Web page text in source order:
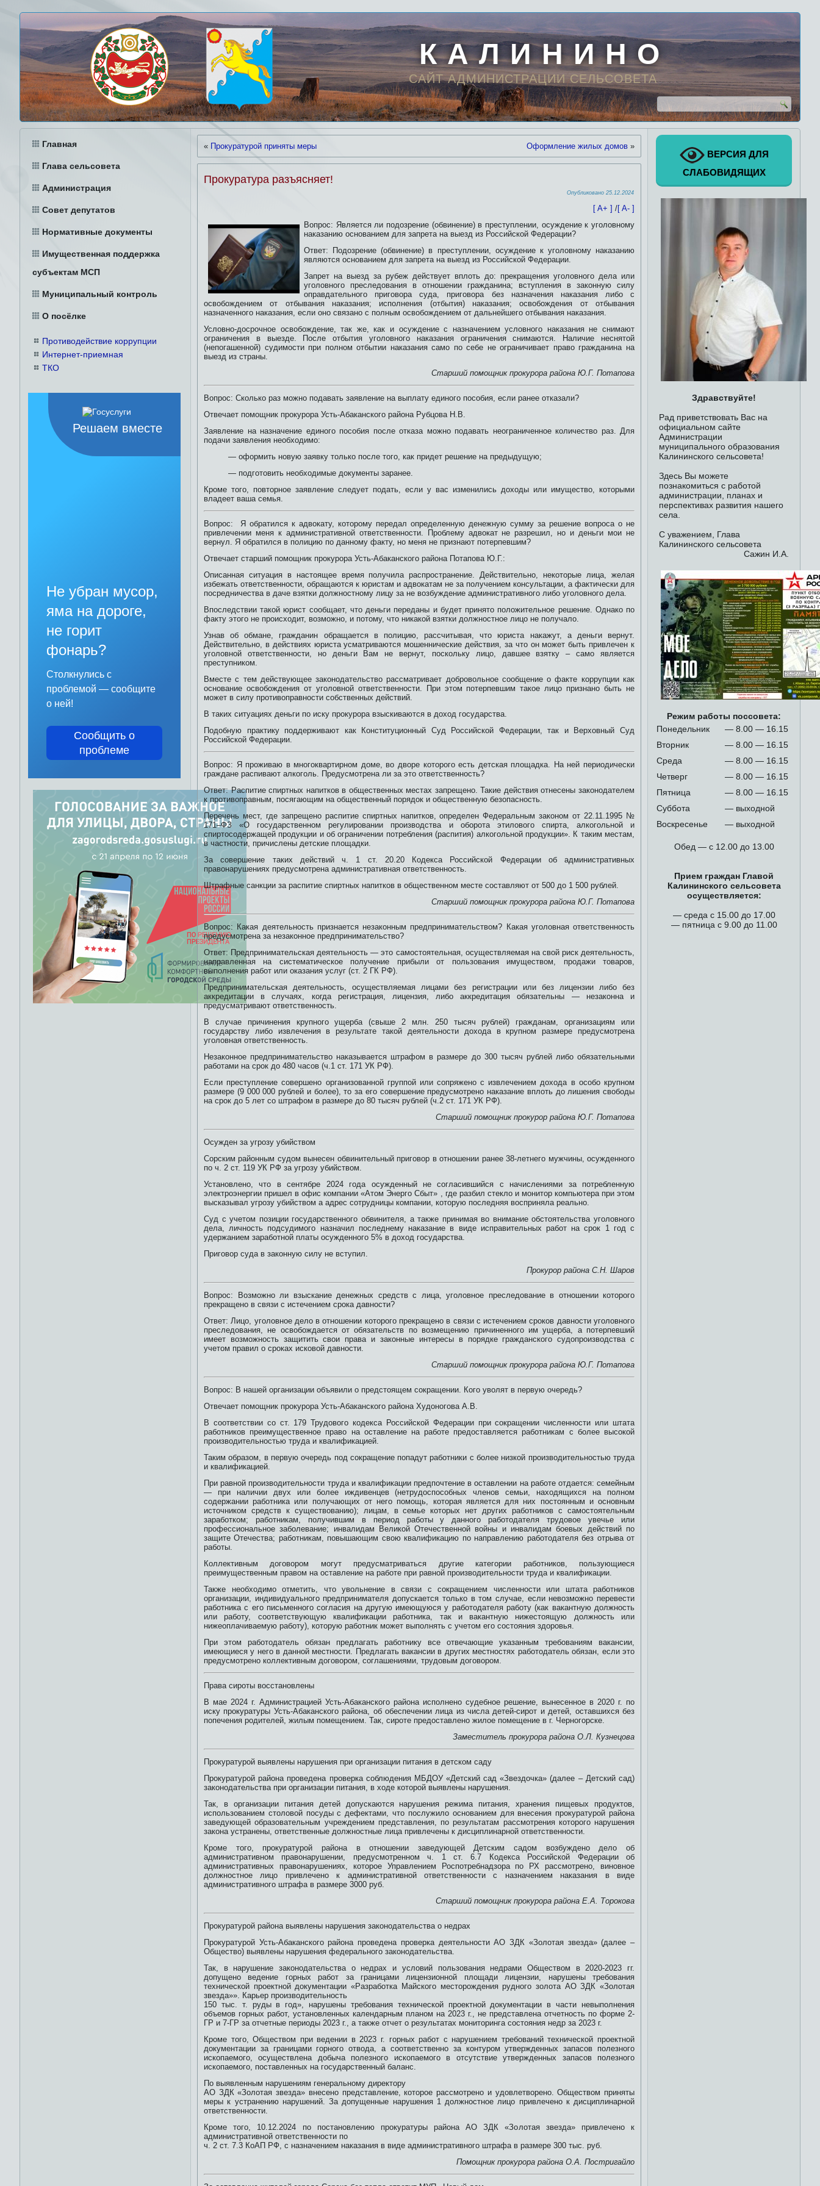
К А Л И Н И Н О
САЙТ АДМИНИСТРАЦИИ СЕЛЬСОВЕТА
Главная
Глава сельсовета
Администрация
Совет депутатов
Нормативные документы
Имущественная поддержка
субъектам МСП
Муниципальный контроль
О посёлке
Противодействие коррупции
Интернет-приемная
ТКО
Решаем вместе
Не убран мусор,
яма на дороге,
не горит
фонарь?
Столкнулись с
проблемой — сообщите
о ней!
Сообщить о
проблеме
« Прокуратурой приняты меры Оформление жилых домов »
Прокуратура разъясняет!
Опубликовано 25.12.2024
[ A+ ] /[ A- ]
Вопрос: Является ли подозрение (обвинение) в преступлении, осуждение к уголовному
наказанию основанием для запрета на выезд из Российской Федерации?
Ответ: Подозрение (обвинение) в преступлении, осуждение к уголовному наказанию
являются основанием для запрета на выезд из Российской Федерации.
Запрет на выезд за рубеж действует вплоть до: прекращения уголовного дела или
уголовного преследования в отношении гражданина; вступления в законную силу
оправдательного приговора суда, приговора без назначения наказания либо с
освобождением от отбывания наказания; исполнения (отбытия) наказания; освобождения от отбывания
назначенного наказания, если оно связано с полным освобождением от дальнейшего отбывания наказания.
Условно-досрочное освобождение, так же, как и осуждение с назначением условного наказания не снимают
ограничения в выезде. После отбытия уголовного наказания ограничения снимаются. Наличие неснятой
(непогашенной) судимости при полном отбытии наказания само по себе не ограничивает право гражданина на
выезд из страны.
Старший помощник прокурора района Ю.Г. Потапова
Вопрос: Сколько раз можно подавать заявление на выплату единого пособия, если ранее отказали?
Отвечает помощник прокурора Усть-Абаканского района Рубцова Н.В.
Заявление на назначение единого пособия после отказа можно подавать неограниченное количество раз. Для
подачи заявления необходимо:
— оформить новую заявку только после того, как придет решение на предыдущую;
— подготовить необходимые документы заранее.
Кроме того, повторное заявление следует подать, если у вас изменились доходы или имущество, которыми
владеет ваша семья.
Вопрос: Я обратился к адвокату, которому передал определенную денежную сумму за решение вопроса о не
привлечении меня к административной ответственности. Проблему адвокат не разрешил, но и деньги мои не
вернул. Я обратился в полицию по данному факту, но меня не признают потерпевшим?
Отвечает старший помощник прокурора Усть-Абаканского района Потапова Ю.Г.:
Описанная ситуация в настоящее время получила распространение. Действительно, некоторые лица, желая
избежать ответственности, обращаются к юристам и адвокатам не за получением консультации, а фактически для
посредничества в даче взятки должностному лицу за не возбуждение административного либо уголовного дела.
Впоследствии такой юрист сообщает, что деньги переданы и будет принято положительное решение. Однако по
факту этого не происходит, возможно, и потому, что никакой взятки должностное лицо не получало.
Узнав об обмане, гражданин обращается в полицию, рассчитывая, что юриста накажут, а деньги вернут.
Действительно, в действиях юриста усматриваются мошеннические действия, за что он может быть привлечен к
уголовной ответственности, но деньги Вам не вернут, поскольку лицо, давшее взятку – само является
преступником.
Вместе с тем действующее законодательство рассматривает добровольное сообщение о факте коррупции как
основание освобождения от уголовной ответственности. При этом потерпевшим такое лицо признано быть не
может в силу противоправности собственных действий.
В таких ситуациях деньги по иску прокурора взыскиваются в доход государства.
Подобную практику поддерживают как Конституционный Суд Российской Федерации, так и Верховный Суд
Российской Федерации.
Вопрос: Я проживаю в многоквартирном доме, во дворе которого есть детская площадка. На ней периодически
граждане распивают алкоголь. Предусмотрена ли за это ответственность?
Ответ: Распитие спиртных напитков в общественных местах запрещено. Такие действия отнесены законодателем
к противоправным, посягающим на общественный порядок и общественную безопасность.
Перечень мест, где запрещено распитие спиртных напитков, определен Федеральным законом от 22.11.1995 №
171–ФЗ «О государственном регулировании производства и оборота этилового спирта, алкогольной и
спиртосодержащей продукции и об ограничении потребления (распития) алкогольной продукции». К таким местам,
в частности, причислены детские площадки.
За совершение таких действий ч. 1 ст. 20.20 Кодекса Российской Федерации об административных
правонарушениях предусмотрена административная ответственность.
Штрафные санкции за распитие спиртных напитков в общественном месте составляют от 500 до 1 500 рублей.
Старший помощник прокурора района Ю.Г. Потапова
Вопрос: Какая деятельность признается незаконным предпринимательством? Какая уголовная ответственность
предусмотрена за незаконное предпринимательство?
Ответ: Предпринимательская деятельность — это самостоятельная, осуществляемая на свой риск деятельность,
направленная на систематическое получение прибыли от пользования имуществом, продажи товаров,
выполнения работ или оказания услуг (ст. 2 ГК РФ).
Предпринимательская деятельность, осуществляемая лицами без регистрации или без лицензии либо без
аккредитации в случаях, когда регистрация, лицензия, либо аккредитация обязательны — незаконна и
предусматривают ответственность.
В случае причинения крупного ущерба (свыше 2 млн. 250 тысяч рублей) гражданам, организациям или
государству либо извлечения в результате такой деятельности дохода в крупном размере предусмотрена
уголовная ответственность.
Незаконное предпринимательство наказывается штрафом в размере до 300 тысяч рублей либо обязательными
работами на срок до 480 часов (ч.1 ст. 171 УК РФ).
Если преступление совершено организованной группой или сопряжено с извлечением дохода в особо крупном
размере (9 000 000 рублей и более), то за его совершение предусмотрено наказание вплоть до лишения свободы
на срок до 5 лет со штрафом в размере до 80 тысяч рублей (ч.2 ст. 171 УК РФ).
Старший помощник прокурор района Ю.Г. Потапова
Осужден за угрозу убийством
Сорским районным судом вынесен обвинительный приговор в отношении ранее 38-летнего мужчины, осужденного
по ч. 2 ст. 119 УК РФ за угрозу убийством.
Установлено, что в сентябре 2024 года осужденный не согласившийся с начислениями за потребленную
электроэнергии пришел в офис компании «Атом Энерго Сбыт» , где разбил стекло и монитор компьютера при этом
высказывал угрозу убийством а адрес сотрудницы компании, которую последняя восприняла реально.
Суд с учетом позиции государственного обвинителя, а также принимая во внимание обстоятельства уголовного
дела, личность подсудимого назначил последнему наказание в виде исправительных работ на срок 1 год с
удержанием заработной платы осужденного 5% в доход государства.
Приговор суда в законную силу не вступил.
Прокурор района С.Н. Шаров
Вопрос: Возможно ли взыскание денежных средств с лица, уголовное преследование в отношении которого
прекращено в связи с истечением срока давности?
Ответ: Лицо, уголовное дело в отношении которого прекращено в связи с истечением сроков давности уголовного
преследования, не освобождается от обязательств по возмещению причиненного им ущерба, а потерпевший
имеет возможность защитить свои права и законные интересы в порядке гражданского судопроизводства с
учетом правил о сроках исковой давности.
Старший помощник прокурора района Ю.Г. Потапова
Вопрос: В нашей организации объявили о предстоящем сокращении. Кого уволят в первую очередь?
Отвечает помощник прокурора Усть-Абаканского района Худоногова А.В.
В соответствии со ст. 179 Трудового кодекса Российской Федерации при сокращении численности или штата
работников преимущественное право на оставление на работе предоставляется работникам с более высокой
производительностью труда и квалификацией.
Таким образом, в первую очередь под сокращение попадут работники с более низкой производительностью труда
и квалификацией.
При равной производительности труда и квалификации предпочтение в оставлении на работе отдается: семейным
— при наличии двух или более иждивенцев (нетрудоспособных членов семьи, находящихся на полном
содержании работника или получающих от него помощь, которая является для них постоянным и основным
источником средств к существованию); лицам, в семье которых нет других работников с самостоятельным
заработком; работникам, получившим в период работы у данного работодателя трудовое увечье или
профессиональное заболевание; инвалидам Великой Отечественной войны и инвалидам боевых действий по
защите Отечества; работникам, повышающим свою квалификацию по направлению работодателя без отрыва от
работы.
Коллективным договором могут предусматриваться другие категории работников, пользующиеся
преимущественным правом на оставление на работе при равной производительности труда и квалификации.
Также необходимо отметить, что увольнение в связи с сокращением численности или штата работников
организации, индивидуального предпринимателя допускается только в том случае, если невозможно перевести
работника с его письменного согласия на другую имеющуюся у работодателя работу (как вакантную должность
или работу, соответствующую квалификации работника, так и вакантную нижестоящую должность или
нижеоплачиваемую работу), которую работник может выполнять с учетом его состояния здоровья.
При этом работодатель обязан предлагать работнику все отвечающие указанным требованиям вакансии,
имеющиеся у него в данной местности. Предлагать вакансии в других местностях работодатель обязан, если это
предусмотрено коллективным договором, соглашениями, трудовым договором.
Права сироты восстановлены
В мае 2024 г. Администрацией Усть-Абаканского района исполнено судебное решение, вынесенное в 2020 г. по
иску прокуратуры Усть-Абаканского района, об обеспечении лица из числа детей-сирот и детей, оставшихся без
попечения родителей, жилым помещением. Так, сироте предоставлено жилое помещение в г. Черногорске.
Заместитель прокурора района О.Л. Кузнецова
Прокуратурой выявлены нарушения при организации питания в детском саду
Прокуратурой района проведена проверка соблюдения МБДОУ «Детский сад «Звездочка» (далее – Детский сад)
законодательства при организации питания, в ходе которой выявлены нарушения.
Так, в организации питания детей допускаются нарушения режима питания, хранения пищевых продуктов,
использованием столовой посуды с дефектами, что послужило основанием для внесения прокуратурой района
заведующей образовательным учреждением представления, по результатам рассмотрения которого нарушения
закона устранены, ответственные должностные лица привлечены к дисциплинарной ответственности.
Кроме того, прокуратурой района в отношении заведующей Детским садом возбуждено дело об
административном правонарушении, предусмотренном ч. 1 ст. 6.7 Кодекса Российской Федерации об
административных правонарушениях, которое Управлением Роспотребнадзора по РХ рассмотрено, виновное
должностное лицо привлечено к административной ответственности с назначением наказания в виде
административного штрафа в размере 3000 руб.
Старший помощник прокурора района Е.А. Торокова
Прокуратурой района выявлены нарушения законодательства о недрах
Прокуратурой Усть-Абаканского района проведена проверка деятельности АО ЗДК «Золотая звезда» (далее –
Общество) выявлены нарушения федерального законодательства.
Так, в нарушение законодательства о недрах и условий пользования недрами Обществом в 2020-2023 гг.
допущено ведение горных работ за границами лицензионной площади лицензии, нарушены требования
технической проектной документации «Разработка Майского месторождения рудного золота АО ЗДК «Золотая
звезда»». Карьер производительность
150 тыс. т. руды в год», нарушены требования технической проектной документации в части невыполнения
объемов горных работ, установленных календарным планом на 2023 г., не представлена отчетность по форме 2-
ГР и 7-ГР за отчетные периоды 2023 г., а также отчет о результатах мониторинга состояния недр за 2023 г.
Кроме того, Обществом при ведении в 2023 г. горных работ с нарушением требований технической проектной
документации за границами горного отвода, а соответственно за контуром утвержденных запасов полезного
ископаемого, осуществлена добыча полезного ископаемого в отсутствие утвержденных запасов полезного
ископаемого, поставленных на государственный баланс.
По выявленным нарушениям генеральному директору
АО ЗДК «Золотая звезда» внесено представление, которое рассмотрено и удовлетворено. Обществом приняты
меры к устранению нарушений. За допущенные нарушения 1 должностное лицо привлечено к дисциплинарной
ответственности.
Кроме того, 10.12.2024 по постановлению прокуратуры района АО ЗДК «Золотая звезда» привлечено к
административной ответственности по
ч. 2 ст. 7.3 КоАП РФ, с назначением наказания в виде административного штрафа в размере 300 тыс. руб.
Помощник прокурора района О.А. Постригайло
ВЕРСИЯ ДЛЯ
СЛАБОВИДЯЩИХ
Здравствуйте!
Рад приветствовать Вас на
официальном сайте
Администрации
муниципального образования
Калининского сельсовета!
Здесь Вы можете
познакомиться с работой
администрации, планах и
перспективах развития нашего
села.
С уважением, Глава
Калининского сельсовета
Сажин И.А.
Режим работы поссовета:
Понедельник
— 8.00 — 16.15
Вторник
— 8.00 — 16.15
Среда
— 8.00 — 16.15
Четверг
— 8.00 — 16.15
Пятница
— 8.00 — 16.15
Суббота
— выходной
Воскресенье
— выходной
Обед — с 12.00 до 13.00
Прием граждан Главой
Калининского сельсовета
осуществляется:
— среда с 15.00 до 17.00
— пятница с 9.00 до 11.00